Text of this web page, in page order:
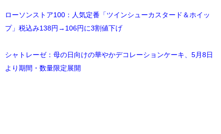
ローソンストア100：人気定番「ツインシューカスタード＆ホイッ
プ」税込み138円→106円に3割値下げ
シャトレーゼ：母の日向けの華やかデコレーションケーキ、5月8日
より期間・数量限定展開